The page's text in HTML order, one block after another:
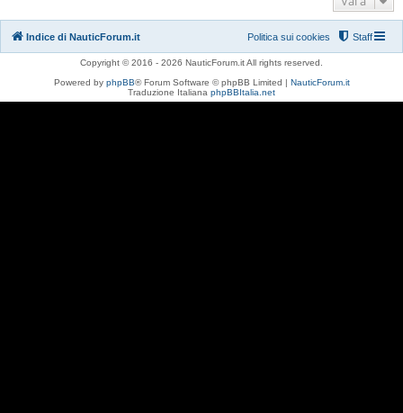
Indice di NauticForum.it Staff
Politica sui cookies
Copyright © 2016 - 2026 NauticForum.it All rights reserved.
Powered by phpBB® Forum Software © phpBB Limited | NauticForum.it
Traduzione Italiana phpBBItalia.net